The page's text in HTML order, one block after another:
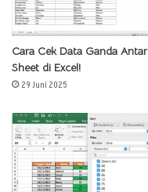
Cara Cek Data Ganda Antar
Sheet di Excel!
29 Juni 2025